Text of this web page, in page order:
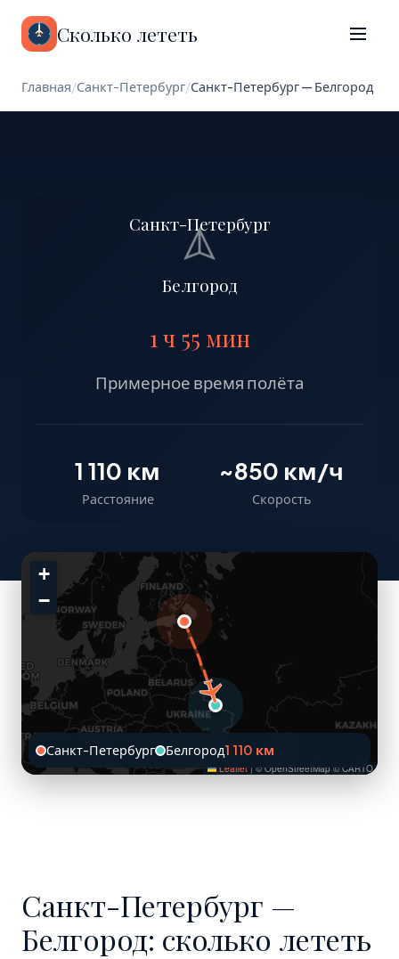
Сколько лететь
Главная/Санкт-Петербург/Санкт-Петербург — Белгород
Санкт-Петербург
Белгород
1 ч 55 мин
Примерное время полёта
1 110 км
Расстояние
~850 км/ч
Скорость
+
−
Leaflet | © OpenStreetMap © CARTO
Санкт-Петербург Белгород1 110 км
Санкт-Петербург —
Белгород: сколько лететь